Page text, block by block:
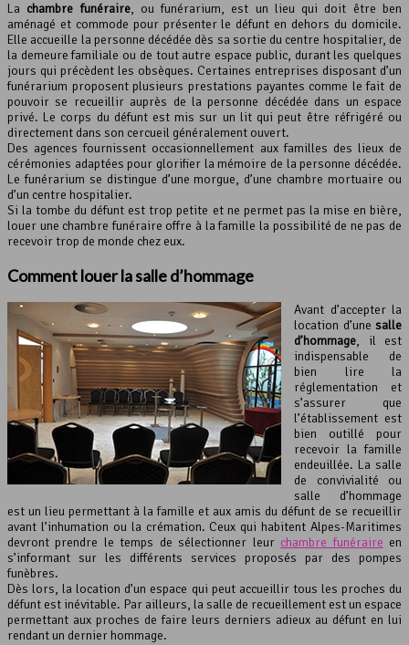
La chambre funéraire, ou funérarium, est un lieu qui doit être ben
aménagé et commode pour présenter le défunt en dehors du domicile.
Elle accueille la personne décédée dès sa sortie du centre hospitalier, de
la demeure familiale ou de tout autre espace public, durant les quelques
jours qui précèdent les obsèques. Certaines entreprises disposant d’un
funérarium proposent plusieurs prestations payantes comme le fait de
pouvoir se recueillir auprès de la personne décédée dans un espace
privé. Le corps du défunt est mis sur un lit qui peut être réfrigéré ou
directement dans son cercueil généralement ouvert.
Des agences fournissent occasionnellement aux familles des lieux de
cérémonies adaptées pour glorifier la mémoire de la personne décédée.
Le funérarium se distingue d’une morgue, d’une chambre mortuaire ou
d’un centre hospitalier.
Si la tombe du défunt est trop petite et ne permet pas la mise en bière,
louer une chambre funéraire offre à la famille la possibilité de ne pas de
recevoir trop de monde chez eux.
Comment louer la salle d’hommage
Avant d’accepter la
location d’une salle
d’hommage, il est
indispensable de
bien lire la
réglementation et
s’assurer que
l’établissement est
bien outillé pour
recevoir la famille
endeuillée. La salle
de convivialité ou
salle d’hommage
est un lieu permettant à la famille et aux amis du défunt de se recueillir
avant l’inhumation ou la crémation. Ceux qui habitent Alpes-Maritimes
devront prendre le temps de sélectionner leur chambre funéraire en
s’informant sur les différents services proposés par des pompes
funèbres.
Dès lors, la location d’un espace qui peut accueillir tous les proches du
défunt est inévitable. Par ailleurs, la salle de recueillement est un espace
permettant aux proches de faire leurs derniers adieux au défunt en lui
rendant un dernier hommage.